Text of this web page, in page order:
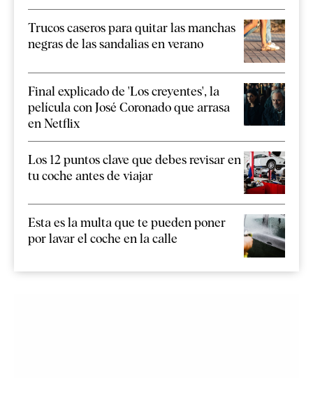
Trucos caseros para quitar las manchas
negras de las sandalias en verano
Final explicado de 'Los creyentes', la
película con José Coronado que arrasa
en Netflix
Los 12 puntos clave que debes revisar en
tu coche antes de viajar
Esta es la multa que te pueden poner
por lavar el coche en la calle